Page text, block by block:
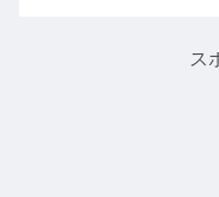
MUST GOですね。J&Lス